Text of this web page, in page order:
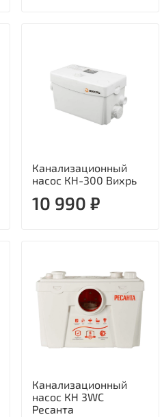
Канализационный
насос КН-300 Вихрь
10 990 ₽
Канализационный
насос КН 3WC
Ресанта